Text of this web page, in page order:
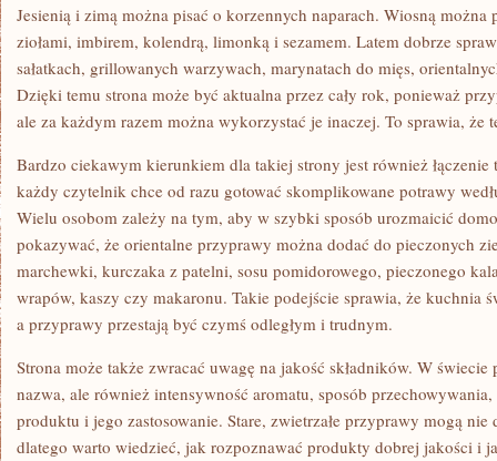
Jesienią i zimą można pisać o korzennych naparach. Wiosną
ziołami, imbirem, kolendrą, limonką i sezamem. Latem dobrze
sałatkach, grillowanych warzywach, marynatach do mięs,
Dzięki temu strona może być aktualna przez cały rok, ponieważ
ale za każdym razem można wykorzystać je inaczej. To sprawia, że
Bardzo ciekawym kierunkiem dla takiej strony jest również łączenie
każdy czytelnik chce od razu gotować skomplikowane potrawy
Wielu osobom zależy na tym, aby w szybki sposób urozmaicić
pokazywać, że orientalne przyprawy można dodać do pieczonych
marchewki, kurczaka z patelni, sosu pomidorowego, pieczonego
wrapów, kaszy czy makaronu. Takie podejście sprawia, że kuchnia
a przyprawy przestają być czymś odległym i trudnym.
Strona może także zwracać uwagę na jakość składników. W
nazwa, ale również intensywność aromatu, sposób
produktu i jego zastosowanie. Stare, zwietrzałe przyprawy mogą
dlatego warto wiedzieć, jak rozpoznawać produkty dobrej jakości i